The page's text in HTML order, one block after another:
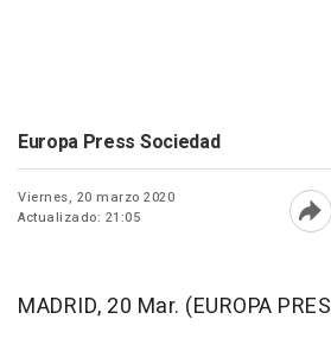
Europa Press Sociedad
Viernes, 20 marzo 2020
Actualizado: 21:05
MADRID, 20 Mar. (EUROPA